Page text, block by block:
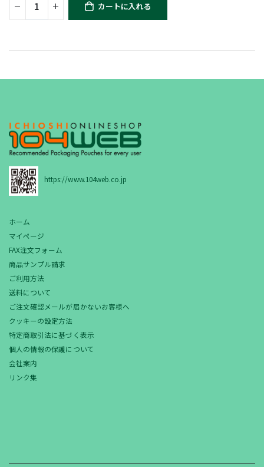
カートに入れる
https://www.104web.co.jp
ホーム
マイページ
FAX注文フォーム
商品サンプル請求
ご利用方法
送料について
ご注文確認メールが届かないお客様へ
クッキーの設定方法
特定商取引法に基づく表示
個人の情報の保護について
会社案内
リンク集